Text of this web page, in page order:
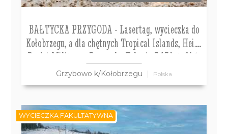
BAŁTYCKA PRZYGODA - Lasertag, wycieczka do
Kołobrzegu, a dla chętnych Tropical Islands, Heide
Park i Militarna Przygoda. Kolonie 7-13 lat, Obóz
14-18 lat
Grzybowo k/Kołobrzegu Polska
WYCIECZKA FAKULTATYWNA